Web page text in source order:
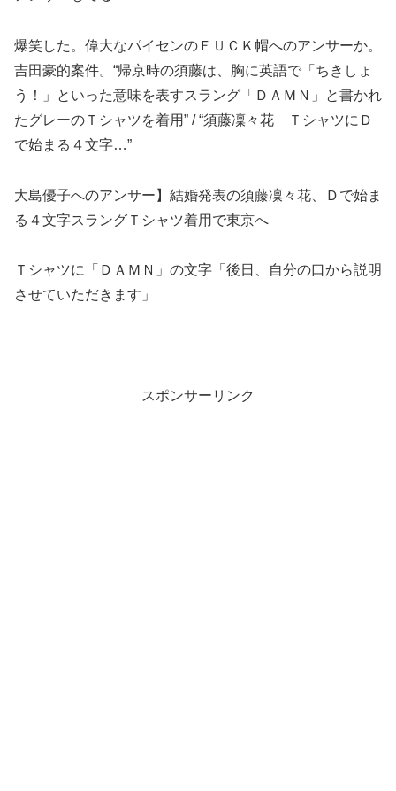
爆笑した。偉大なパイセンのＦＵＣＫ帽へのアンサーか。
吉田豪的案件。“帰京時の須藤は、胸に英語で「ちきしょ
う！」といった意味を表すスラング「ＤＡＭＮ」と書かれ
たグレーのＴシャツを着用” / “須藤凜々花 ＴシャツにＤ
で始まる４文字…”
大島優子へのアンサー】結婚発表の須藤凜々花、Ｄで始ま
る４文字スラングＴシャツ着用で東京へ
Ｔシャツに「ＤＡＭＮ」の文字「後日、自分の口から説明
させていただきます」
スポンサーリンク